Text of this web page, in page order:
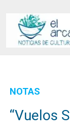
contenido
NOTAS
“Vuelos